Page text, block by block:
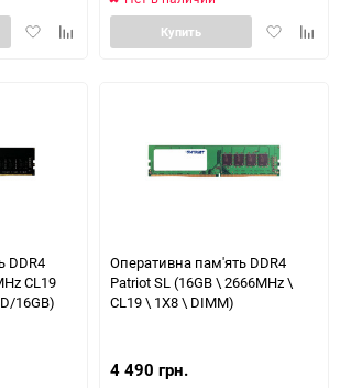
ДобавитьДобавить
Добавить
Купить
DDR4
CL19
16GB)
Оперативна пам'ять DDR4
Patriot SL (16GB \ 2666MHz \
CL19 \ 1X8 \ DIMM)
4 490 грн.